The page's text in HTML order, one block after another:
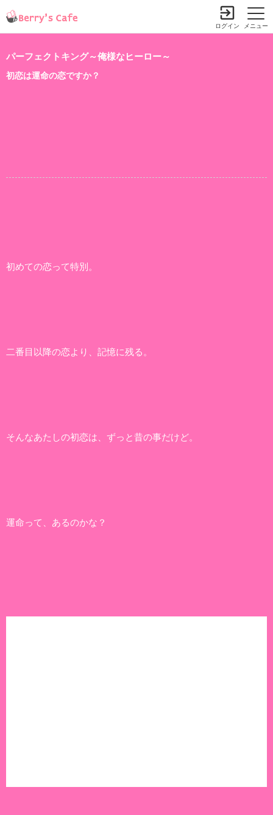
メニュー
ログイン
パーフェクトキング～俺様なヒーロー～
初恋は運命の恋ですか？
初めての恋って特別。
二番目以降の恋より、記憶に残る。
そんなあたしの初恋は、ずっと昔の事だけど。
運命って、あるのかな？